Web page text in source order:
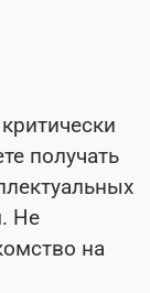
получать
Не
на